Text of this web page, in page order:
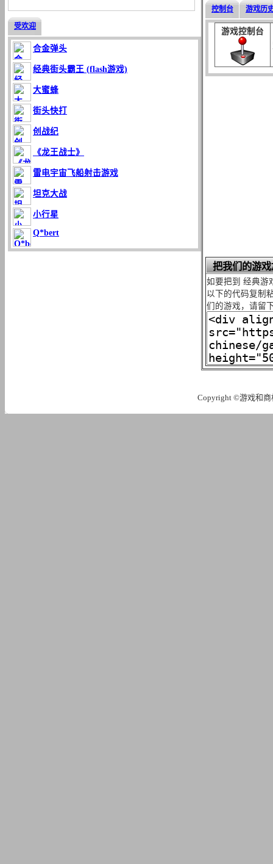
受欢迎
合金弹头
经典街头霸王 (flash游戏)
大蜜蜂
街头快打
创战纪
《龙王战士》
雷电宇宙飞船射击游戏
坦克大战
小行星
Q*bert
控制台 游戏历
游戏控制台
把我们的游
如要把到 经典游
以下的代码复制
们的游戏，请留
Copyright ©游戏和